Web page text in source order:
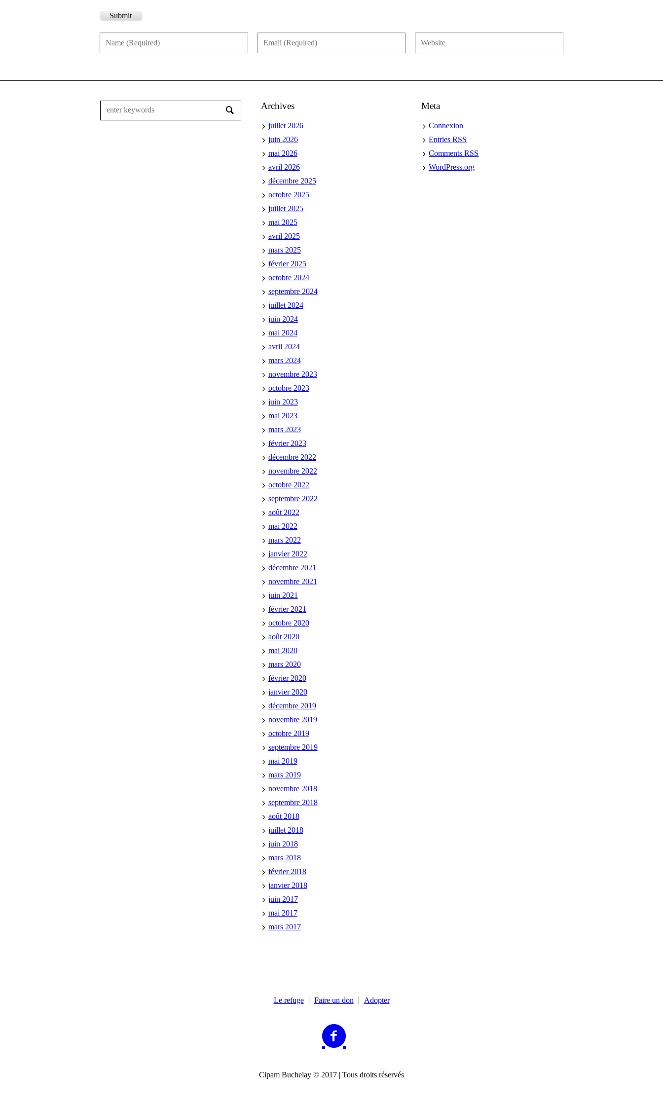
Submit
Archives
juillet 2026
juin 2026
mai 2026
avril 2026
décembre 2025
octobre 2025
juillet 2025
mai 2025
avril 2025
mars 2025
février 2025
octobre 2024
septembre 2024
juillet 2024
juin 2024
mai 2024
avril 2024
mars 2024
novembre 2023
octobre 2023
juin 2023
mai 2023
mars 2023
février 2023
décembre 2022
novembre 2022
octobre 2022
septembre 2022
août 2022
mai 2022
mars 2022
janvier 2022
décembre 2021
novembre 2021
juin 2021
février 2021
octobre 2020
août 2020
mai 2020
mars 2020
février 2020
janvier 2020
décembre 2019
novembre 2019
octobre 2019
septembre 2019
mai 2019
mars 2019
novembre 2018
septembre 2018
août 2018
juillet 2018
juin 2018
mars 2018
février 2018
janvier 2018
juin 2017
mai 2017
mars 2017
Meta
Connexion
EntriesRSS
CommentsRSS
WordPress.org
Le refuge Faire un don Adopter
Cipam Buchelay © 2017 | Tous droits réservés